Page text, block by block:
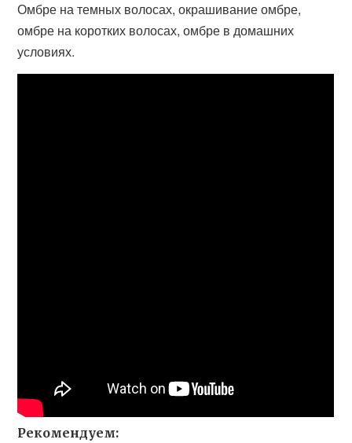
Омбре на темных волосах, окрашивание омбре,
омбре на коротких волосах, омбре в домашних
условиях.
Рекомендуем: